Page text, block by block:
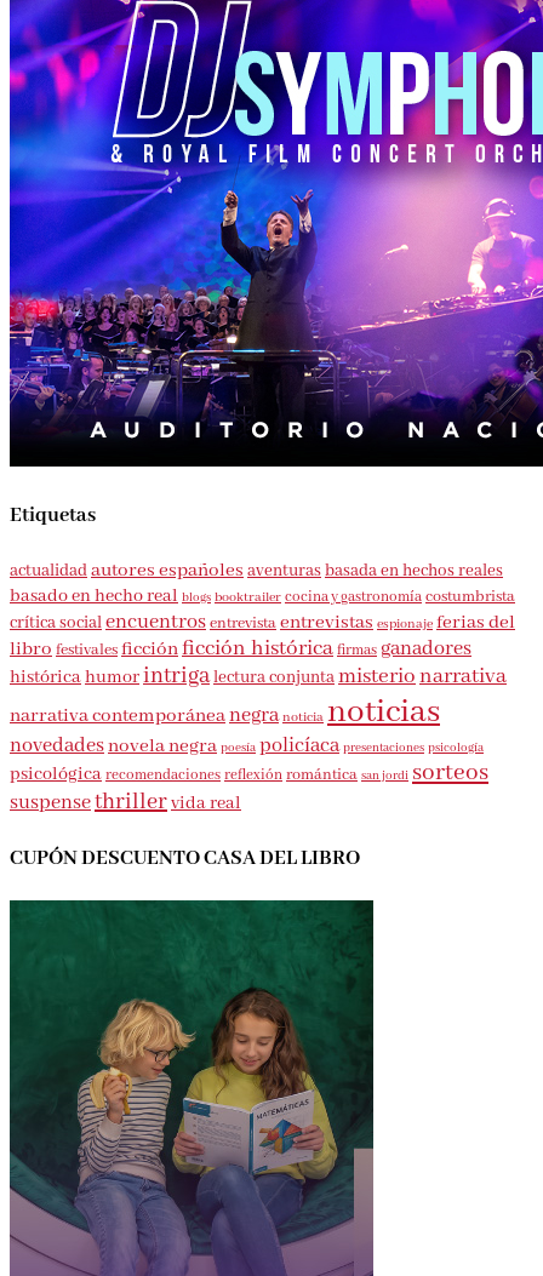
Etiquetas
actualidadautores españoles aventurasbasada en hechos reales
basado en hecho real blogs booktrailer cocina y gastronomíacostumbrista
crítica socialencuentrosentrevistaentrevistas espionaje ferias del
libro festivalesficciónficción histórica firmas ganadores
históricahumorintrigalectura conjuntamisterionarrativa
narrativa contemporáneanegra noticia noticias
novedadesnovela negra poesía policíaca presentaciones psicología
psicológica recomendaciones reflexión romántica san jordi sorteos
suspensethrillervida real
CUPÓN DESCUENTO CASA DEL LIBRO